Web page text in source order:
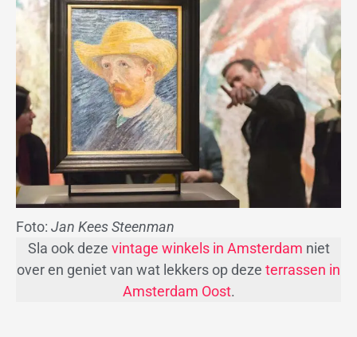
Foto: Jan Kees Steenman
Sla ook deze vintage winkels in Amsterdam niet
over en geniet van wat lekkers op deze terrassen in
Amsterdam Oost.